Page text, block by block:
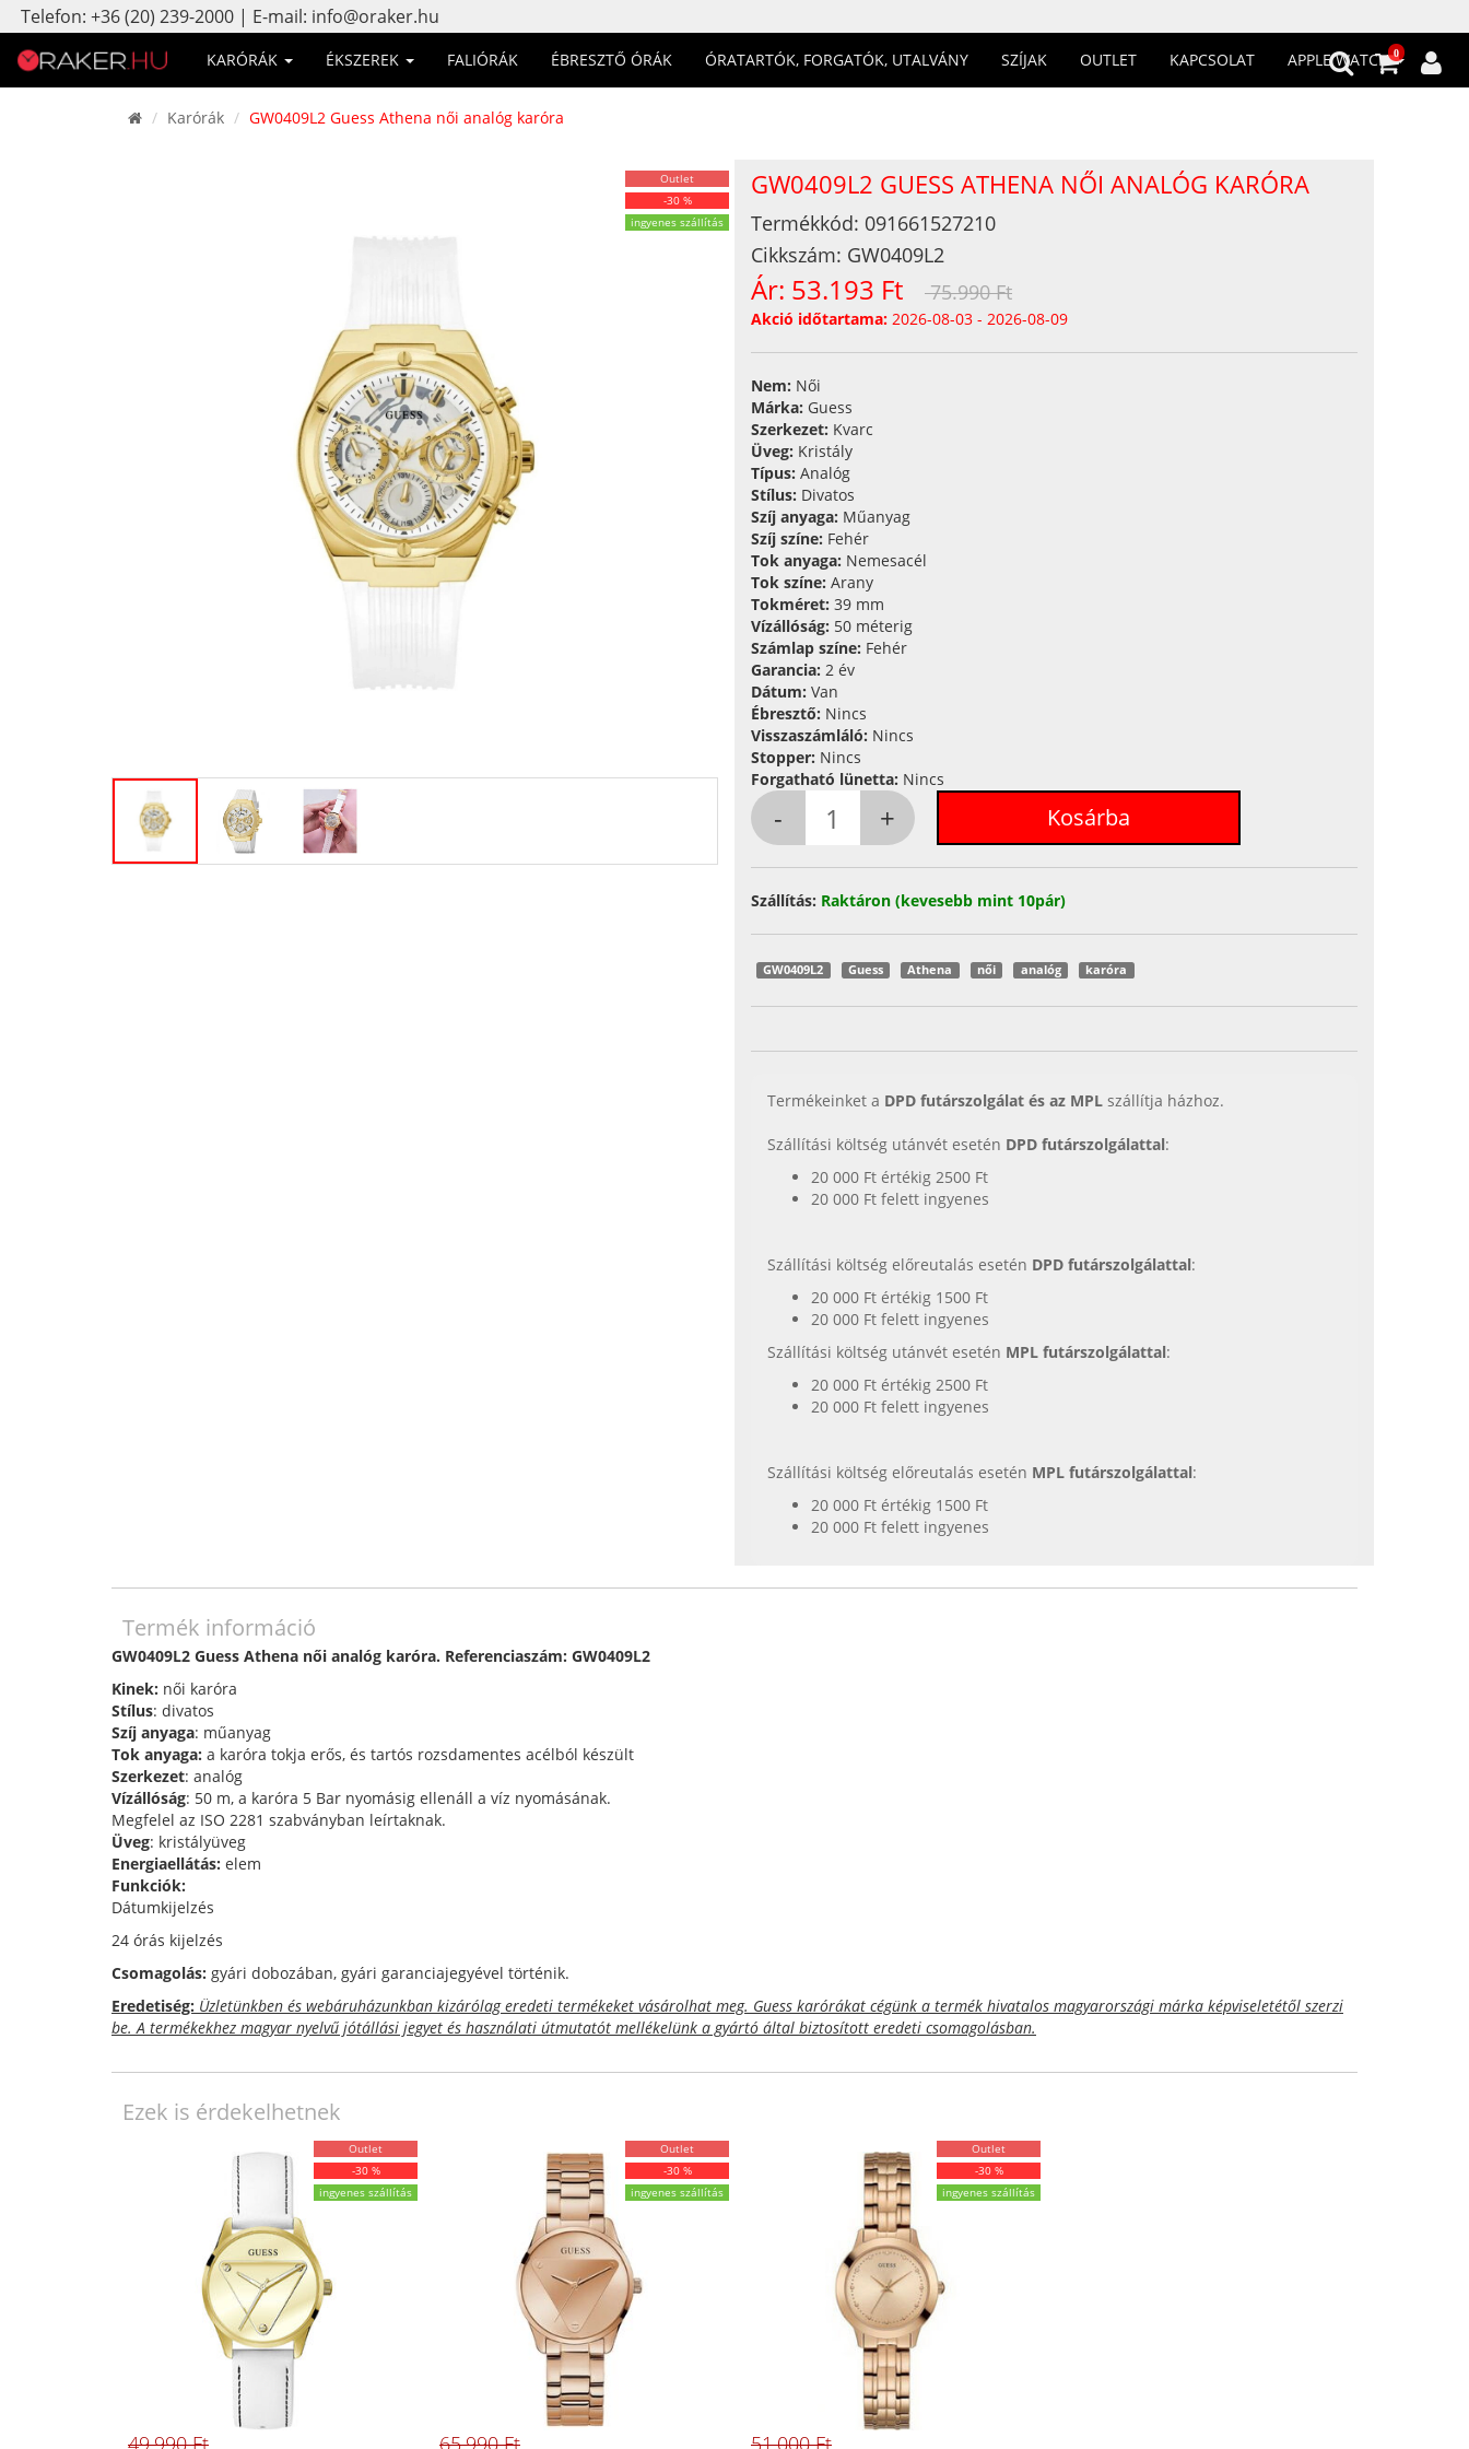
Telefon: +36 (20) 239-2000 | E-mail: info@oraker.hu
0
KARÓRÁK ÉKSZEREK FALIÓRÁK ÉBRESZTŐ ÓRÁK ÓRATARTÓK, FORGATÓK, UTALVÁNY SZÍJAK OUTLET KAPCSOLAT APPLE WATCH
Karórák GW0409L2 Guess Athena női analóg karóra
Outlet
-30 %
ingyenes szállítás
GW0409L2 GUESS ATHENA NŐI ANALÓG KARÓRA
Termékkód: 091661527210
Cikkszám: GW0409L2
Ár: 53.193 Ft 75.990 Ft
Akció időtartama: 2026-08-03 - 2026-08-09
Nem: Női
Márka: Guess
Szerkezet: Kvarc
Üveg: Kristály
Típus: Analóg
Stílus: Divatos
Szíj anyaga: Műanyag
Szíj színe: Fehér
Tok anyaga: Nemesacél
Tok színe: Arany
Tokméret: 39 mm
Vízállóság: 50 méterig
Számlap színe: Fehér
Garancia: 2 év
Dátum: Van
Ébresztő: Nincs
Visszaszámláló: Nincs
Stopper: Nincs
Forgatható lünetta: Nincs
Szállítás: Raktáron (kevesebb mint 10pár)
GW0409L2 Guess Athena női analóg karóra
Termékeinket a DPD futárszolgálat és az MPL szállítja házhoz.
Szállítási költség utánvét esetén DPD futárszolgálattal:
20 000 Ft értékig 2500 Ft
20 000 Ft felett ingyenes
Szállítási költség előreutalás esetén DPD futárszolgálattal:
20 000 Ft értékig 1500 Ft
20 000 Ft felett ingyenes
Szállítási költség utánvét esetén MPL futárszolgálattal:
20 000 Ft értékig 2500 Ft
20 000 Ft felett ingyenes
Szállítási költség előreutalás esetén MPL futárszolgálattal:
20 000 Ft értékig 1500 Ft
20 000 Ft felett ingyenes
Termék információ
GW0409L2 Guess Athena női analóg karóra. Referenciaszám: GW0409L2
Kinek: női karóra
Stílus: divatos
Szíj anyaga: műanyag
Tok anyaga: a karóra tokja erős, és tartós rozsdamentes acélból készült
Szerkezet: analóg
Vízállóság: 50 m, a karóra 5 Bar nyomásig ellenáll a víz nyomásának.
Megfelel az ISO 2281 szabványban leírtaknak.
Üveg: kristályüveg
Energiaellátás: elem
Funkciók:
Dátumkijelzés
24 órás kijelzés
Csomagolás: gyári dobozában, gyári garanciajegyével történik.
Eredetiség: Üzletünkben és webáruházunkban kizárólag eredeti termékeket vásárolhat meg. Guess karórákat cégünk a termék hivatalos magyarországi márka képviseletétől szerzi
be. A termékekhez magyar nyelvű jótállási jegyet és használati útmutatót mellékelünk a gyártó által biztosított eredeti csomagolásban.
Ezek is érdekelhetnek
Outlet
-30 %
ingyenes szállítás
Outlet
-30 %
ingyenes szállítás
Outlet
-30 %
ingyenes szállítás